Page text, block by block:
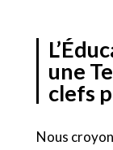
une
clefs
Nous